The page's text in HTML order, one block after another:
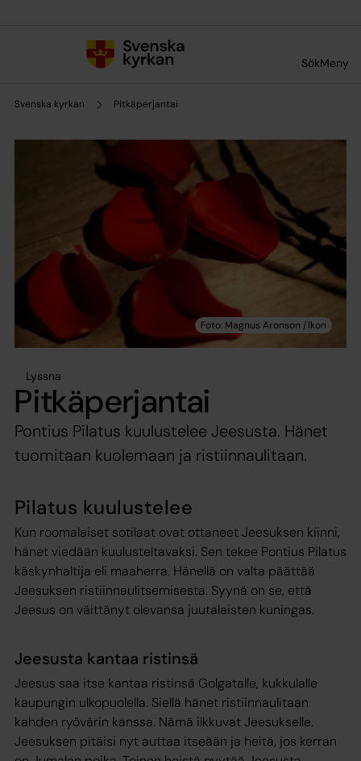
SökMeny
Svenska kyrkan Pitkäperjantai
Lyssna
Pitkäperjantai
Pontius Pilatus kuulustelee Jeesusta. Hänet
tuomitaan kuolemaan ja ristiinnaulitaan.
Pilatus kuulustelee
Kun roomalaiset sotilaat ovat ottaneet Jeesuksen kiinni,
hänet viedään kuulusteltavaksi. Sen tekee Pontius Pilatus
käskynhaltija eli maaherra. Hänellä on valta päättää
Jeesuksen ristiinnaulitsemisesta. Syynä on se, että
Jeesus on väittänyt olevansa juutalaisten kuningas.
Jeesusta kantaa ristinsä
Jeesus saa itse kantaa ristinsä Golgatalle, kukkulalle
kaupungin ulkopuolella. Siellä hänet ristiinnaulitaan
kahden ryövärin kanssa. Nämä ilkkuvat Jeesukselle.
Jeesuksen pitäisi nyt auttaa itseään ja heitä, jos kerran